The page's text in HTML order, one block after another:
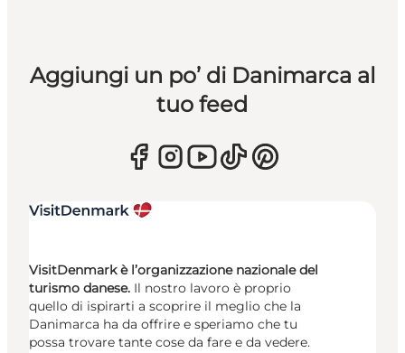
Aggiungi un po’ di Danimarca al
tuo feed
VisitDenmark è l’organizzazione nazionale del
turismo danese. Il nostro lavoro è proprio
quello di ispirarti a scoprire il meglio che la
Danimarca ha da offrire e speriamo che tu
possa trovare tante cose da fare e da vedere.